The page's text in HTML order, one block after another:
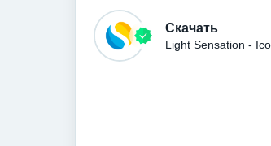
Скачать
Light Sensation -